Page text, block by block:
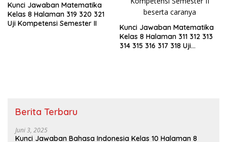
Kunci Jawaban Matematika
Kelas 8 Halaman 319 320 321
Uji Kompetensi Semester II
Kunci Jawaban Matematika
Kelas 8 Halaman 311 312 313
314 315 316 317 318 Uji
Berita Terbaru
Juni 3, 2025
Kunci Jawaban Bahasa Indonesia Kelas 10 Halaman 8